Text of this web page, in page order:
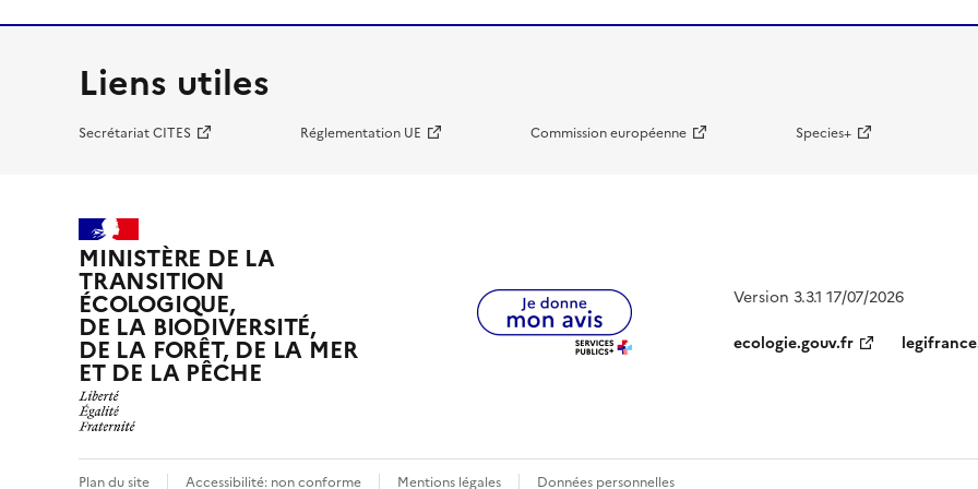
Liens utiles
Secrétariat CITES Réglementation UE Commission européenne Species+
MINISTÈRE DE LA
TRANSITION
ÉCOLOGIQUE,
DE LA BIODIVERSITÉ,
DE LA FORÊT, DE LA MER
ET DE LA PÊCHE
Version 3.3.1 17/07/2026
ecologie.gouv.fr
Plan du site Accessibilité: non conforme Mentions légales Données personnelles